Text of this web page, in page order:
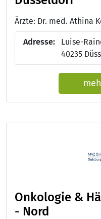
Adresse:
Luise-
40235
Onkologie &
- Nord